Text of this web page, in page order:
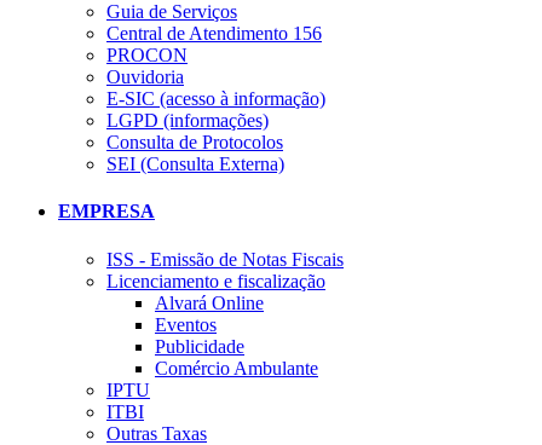
Guia de Serviços
Central de Atendimento 156
PROCON
Ouvidoria
E-SIC (acesso à informação)
LGPD (informações)
Consulta de Protocolos
SEI (Consulta Externa)
EMPRESA
ISS - Emissão de Notas Fiscais
Licenciamento e fiscalização
Alvará Online
Eventos
Publicidade
Comércio Ambulante
IPTU
ITBI
Outras Taxas